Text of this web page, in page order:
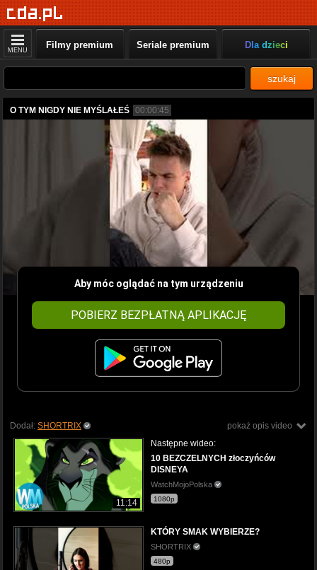
MENU Filmy premium Seriale premium Dla dzieci
szukaj
O TYM NIGDY NIE MYŚLAŁEŚ 00:00:45
Aby móc oglądać na tym urządzeniu
POBIERZ BEZPŁATNĄ APLIKACJĘ
pokaż opis video
Dodał: SHORTRIX
11:14
Następne wideo:
10 BEZCZELNYCH złoczyńców
DISNEYA
WatchMojoPolska
1080p
KTÓRY SMAK WYBIERZE?
SHORTRIX
480p